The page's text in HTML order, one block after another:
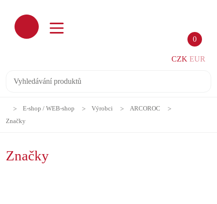
0
CZK EUR
E-shop / WEB-shop Výrobci
ARCOROC
Značky
Značky